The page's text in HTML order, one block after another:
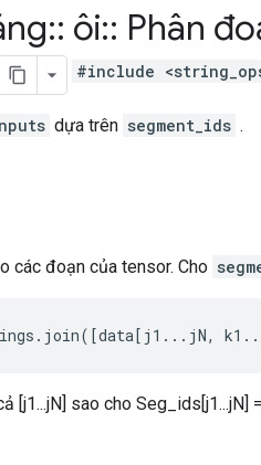
:: ôi:: Phân
#include
dựa trên segment_ids .
các đoạn của tensor. Cho
[j1...jN] sao cho